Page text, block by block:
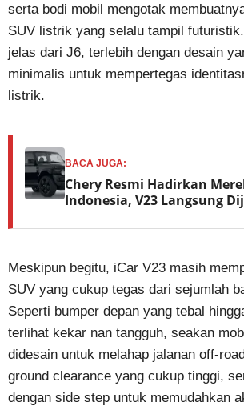
serta bodi mobil mengotak
SUV listrik yang selalu tampil
jelas dari J6, terlebih dengan desain
minimalis untuk mempertegas
listrik.
BACA JUGA:
Chery Resmi Hadirkan
Indonesia, V23 Langsung
Meskipun begitu, iCar V23 masih
SUV yang cukup tegas dari sejumlah
Seperti bumper depan yang tebal
terlihat kekar nan tangguh, seakan
didesain untuk melahap jalanan off-
ground clearance yang cukup tinggi,
dengan side step untuk memudahkan